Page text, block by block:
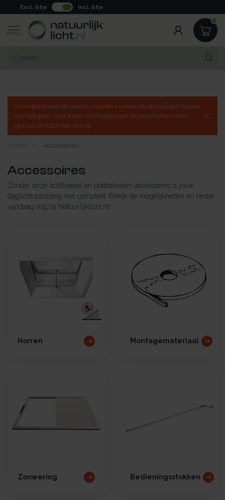
Excl. btw Incl. btw
MENU
In verband met de zomervakantie kunnen de levertijden helaas
iets oplopen. Voor meer informatie over de levertijden neem
gerust contact met ons op.
Home Accessoires
Accessoires
Zonder onze lichtkoepel en platdakraam accessoires is jouw
daglichtoplossing niet compleet. Bekijk de mogelijkheden en bestel
vandaag nog bij Natuurlijklicht.nl!
Horren Montagemateriaal
Zonwering Bedieningsstokken